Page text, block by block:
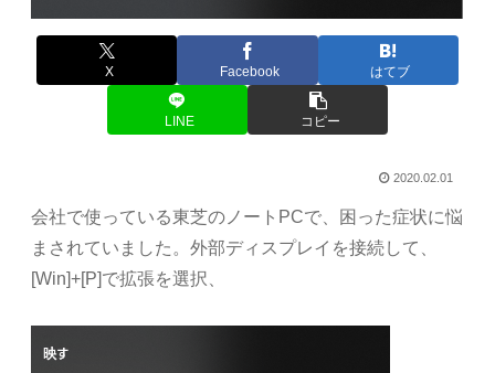
X Facebook はてブ
LINE コピー
2020.02.01
会社で使っている東芝のノートPCで、困った症状に悩
まされていました。外部ディスプレイを接続して、
[Win]+[P]で拡張を選択、